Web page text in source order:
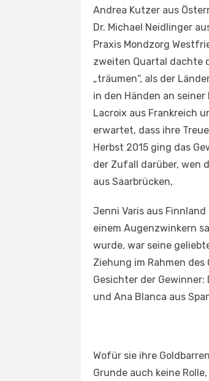
Andrea Kutzer aus
Dr. Michael Neidlinger
Praxis Mondzorg
zweiten Quartal dachte
„träumen“, als der
in den Händen an
Lacroix aus Frankreich
erwartet, dass ihre
Herbst 2015 ging das
der Zufall darüber, wen
aus Saarbrücken,
Jenni Varis aus
einem Augenzwinkern
wurde, war seine
Ziehung im Rahmen
Gesichter der Gewinner:
und Ana Blanca aus
Wofür sie ihre
Grunde auch keine